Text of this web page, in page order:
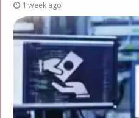
1 week ago